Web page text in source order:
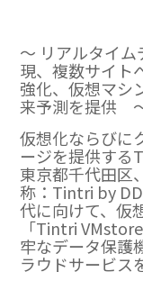
～ リアルタイム
現、複数サイト
強化、仮想マシ
来予測を提供
仮想化ならびに
ージを提供する
東京都千代田区
称：Tintri by
代に向けて、仮
「Tintri
牢なデータ保護
ラウドサービス